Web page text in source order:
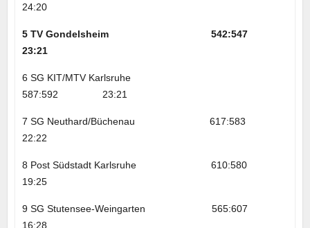
24:20
5 TV Gondelsheim 542:547
23:21
6 SG KIT/MTV Karlsruhe
587:592 23:21
7 SG Neuthard/Büchenau 617:583
22:22
8 Post Südstadt Karlsruhe 610:580
19:25
9 SG Stutensee-Weingarten 565:607
16:28